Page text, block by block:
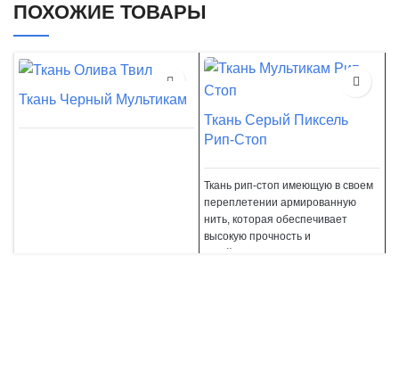
ПОХОЖИЕ ТОВАРЫ
Ткань Черный Мультикам
Ткань Серый Пиксель
Рип-Стоп
Ткань рип-стоп имеющую в своем
переплетении армированную
нить, которая обеспечивает
высокую прочность и